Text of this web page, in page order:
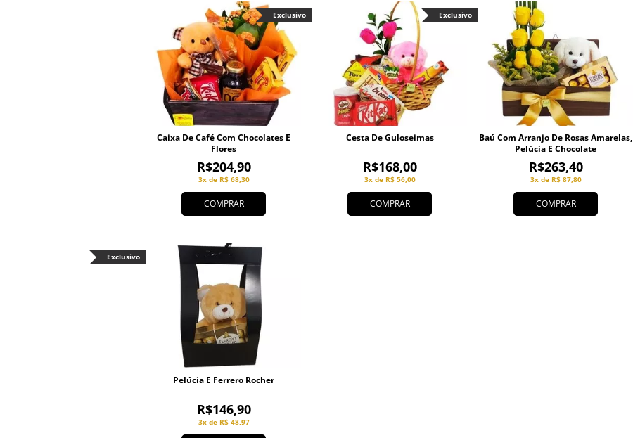
COMPRAR
3x de R$ 68,30
R$204,90
Caixa De Café Com Chocolates E
Flores
Exclusivo
COMPRAR
3x de R$ 56,00
R$168,00
Cesta De Guloseimas
Exclusivo
COMPRAR
3x de R$ 87,80
R$263,40
Baú Com Arranjo De Rosas Amarelas,
Pelúcia E Chocolate
Exclusivo
3x de R$ 48,97
R$146,90
Pelúcia E Ferrero Rocher